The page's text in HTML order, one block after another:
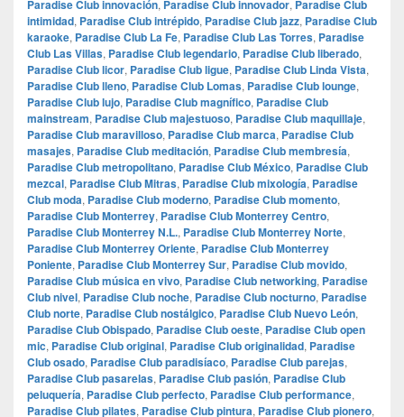
Paradise Club innovación, Paradise Club innovador, Paradise Club
intimidad, Paradise Club intrépido, Paradise Club jazz, Paradise Club
karaoke, Paradise Club La Fe, Paradise Club Las Torres, Paradise
Club Las Villas, Paradise Club legendario, Paradise Club liberado,
Paradise Club licor, Paradise Club ligue, Paradise Club Linda Vista,
Paradise Club lleno, Paradise Club Lomas, Paradise Club lounge,
Paradise Club lujo, Paradise Club magnífico, Paradise Club
mainstream, Paradise Club majestuoso, Paradise Club maquillaje,
Paradise Club maravilloso, Paradise Club marca, Paradise Club
masajes, Paradise Club meditación, Paradise Club membresía,
Paradise Club metropolitano, Paradise Club México, Paradise Club
mezcal, Paradise Club Mitras, Paradise Club mixología, Paradise
Club moda, Paradise Club moderno, Paradise Club momento,
Paradise Club Monterrey, Paradise Club Monterrey Centro,
Paradise Club Monterrey N.L., Paradise Club Monterrey Norte,
Paradise Club Monterrey Oriente, Paradise Club Monterrey
Poniente, Paradise Club Monterrey Sur, Paradise Club movido,
Paradise Club música en vivo, Paradise Club networking, Paradise
Club nivel, Paradise Club noche, Paradise Club nocturno, Paradise
Club norte, Paradise Club nostálgico, Paradise Club Nuevo León,
Paradise Club Obispado, Paradise Club oeste, Paradise Club open
mic, Paradise Club original, Paradise Club originalidad, Paradise
Club osado, Paradise Club paradisíaco, Paradise Club parejas,
Paradise Club pasarelas, Paradise Club pasión, Paradise Club
peluquería, Paradise Club perfecto, Paradise Club performance,
Paradise Club pilates, Paradise Club pintura, Paradise Club pionero,